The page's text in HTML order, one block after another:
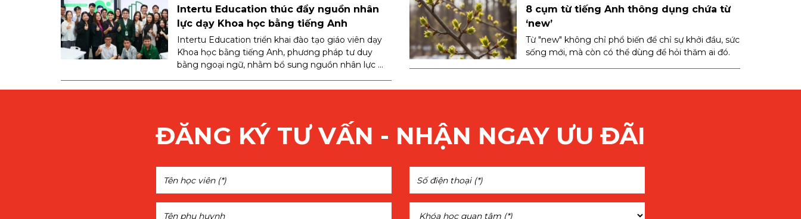
Intertu Education thúc đẩy nguồn nhân
lực dạy Khoa học bằng tiếng Anh
Intertu Education triển khai đào tạo giáo viên dạy
Khoa học bằng tiếng Anh, phương pháp tư duy
bằng ngoại ngữ, nhằm bổ sung nguồn nhân lực ...
8 cụm từ tiếng Anh thông dụng chứa từ
‘new’
Từ "new" không chỉ phổ biến để chỉ sự khởi đầu, sức
sống mới, mà còn có thể dùng để hỏi thăm ai đó.
ĐĂNG KÝ TƯ VẤN - NHẬN NGAY ƯU ĐÃI